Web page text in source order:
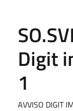
Digit
1
AVVISO DIGIT